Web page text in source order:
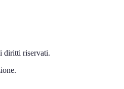
diritti riservati.